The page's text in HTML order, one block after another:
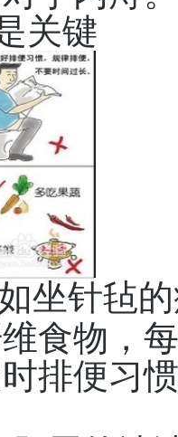
关键
坐针毡
食物，
排便习